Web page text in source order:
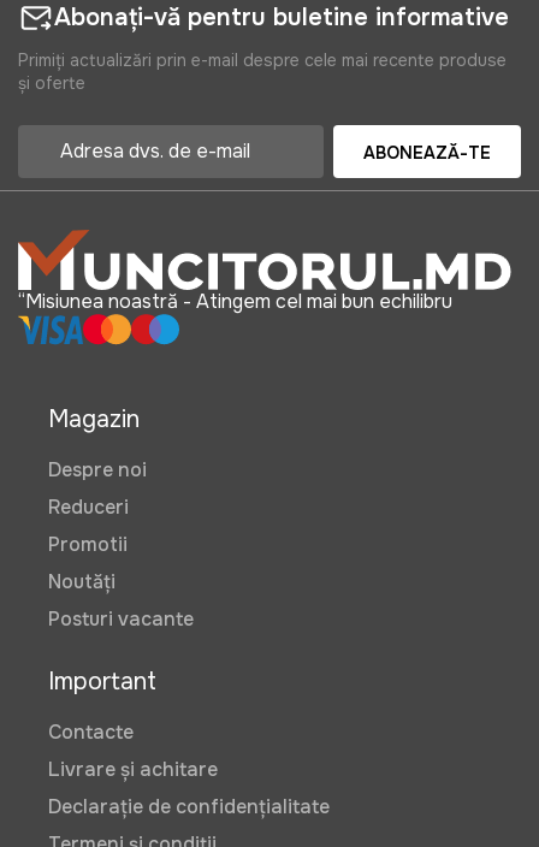
Abonați-vă pentru buletine informative
Primiți actualizări prin e-mail despre cele mai recente produse
și oferte
ABONEAZĂ-TE
“Misiunea noastră - Atingem cel mai bun echilibru
Magazin
Despre noi
Reduceri
Promotii
Noutăți
Posturi vacante
Important
Contacte
Livrare și achitare
Declarație de confidențialitate